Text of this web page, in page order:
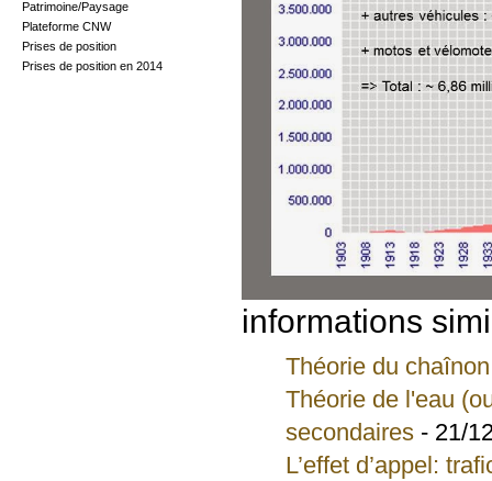
Patrimoine/Paysage
Plateforme CNW
Prises de position
Prises de position en 2014
informations
Théorie du
Théorie de l'eau
secondaires - 21/
L’effet d’appel: